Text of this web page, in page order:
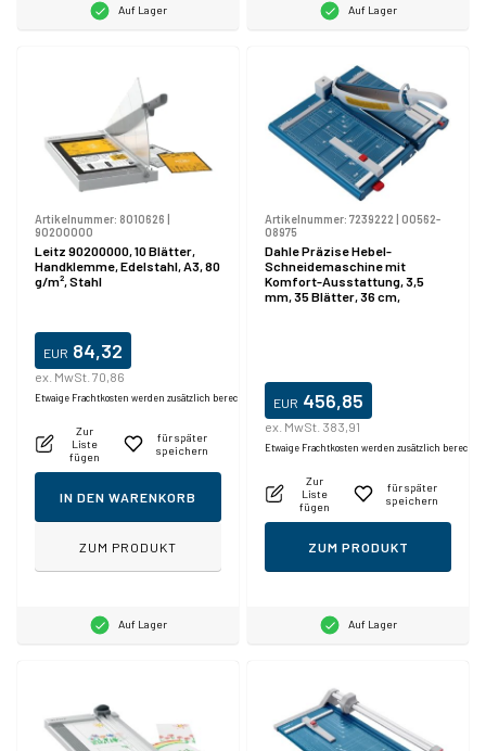
Auf Lager Auf Lager
Artikelnummer: 8010626 |
90200000
Leitz 90200000, 10 Blätter,
Handklemme, Edelstahl, A3, 80
g/m², Stahl
EUR 84,32
ex. MwSt. 70,86
Etwaige Frachtkosten werden zusätzlich berechnet.
Zur
Liste
fügen
für später
speichern
IN DEN WARENKORB
ZUM PRODUKT
Auf Lager
Artikelnummer: 7239222 | 00562-
08975
Dahle Präzise Hebel-
Schneidemaschine mit
Komfort-Ausstattung, 3,5
mm, 35 Blätter, 36 cm,
EUR 456,85
ex. MwSt. 383,91
Etwaige Frachtkosten werden zusätzlich
Zur
Liste
fügen
für später
speichern
ZUM PRODUKT
Auf Lager